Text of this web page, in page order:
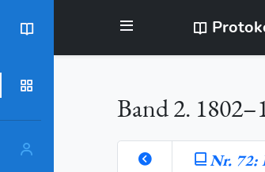
Band 2.
Nr. 72: